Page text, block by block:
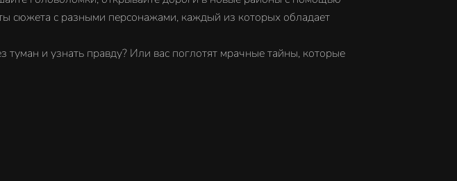
сюжета с разными персонажами, каждый из которых обладает
туман и узнать правду? Или вас поглотят мрачные тайны, которые